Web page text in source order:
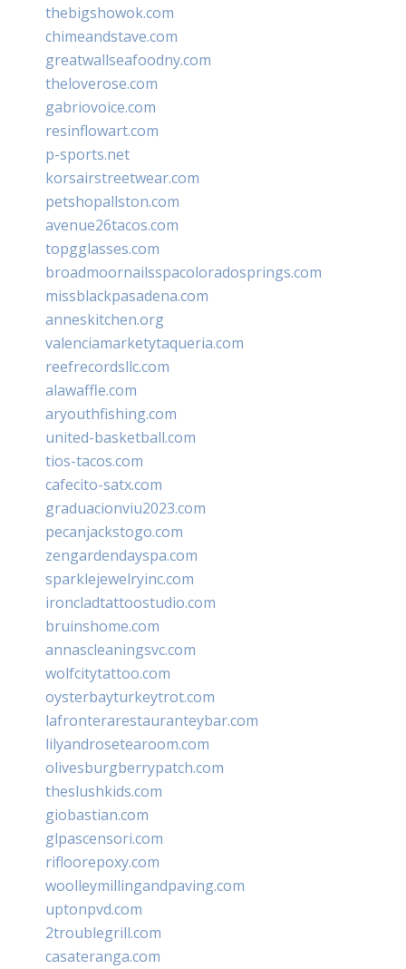
thebigshowok.com
chimeandstave.com
greatwallseafoodny.com
theloverose.com
gabriovoice.com
resinflowart.com
p-sports.net
korsairstreetwear.com
petshopallston.com
avenue26tacos.com
topgglasses.com
broadmoornailsspacoloradosprings.com
missblackpasadena.com
anneskitchen.org
valenciamarketytaqueria.com
reefrecordsllc.com
alawaffle.com
aryouthfishing.com
united-basketball.com
tios-tacos.com
cafecito-satx.com
graduacionviu2023.com
pecanjackstogo.com
zengardendayspa.com
sparklejewelryinc.com
ironcladtattoostudio.com
bruinshome.com
annascleaningsvc.com
wolfcitytattoo.com
oysterbayturkeytrot.com
lafronterarestauranteybar.com
lilyandrosetearoom.com
olivesburgberrypatch.com
theslushkids.com
giobastian.com
glpascensori.com
rifloorepoxy.com
woolleymillingandpaving.com
uptonpvd.com
2troublegrill.com
casateranga.com